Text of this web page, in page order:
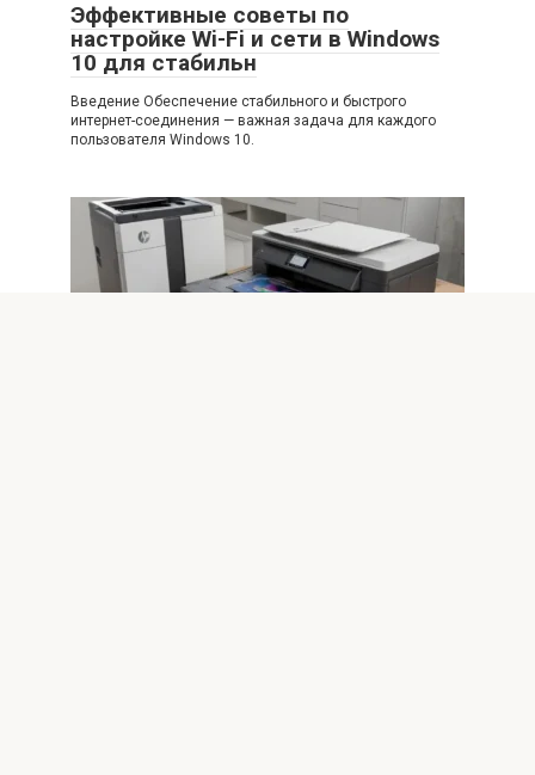
Эффективные советы по
настройке Wi-Fi и сети в Windows
10 для стабильн
Введение Обеспечение стабильного и быстрого
интернет-соединения — важная задача для каждого
пользователя Windows 10.